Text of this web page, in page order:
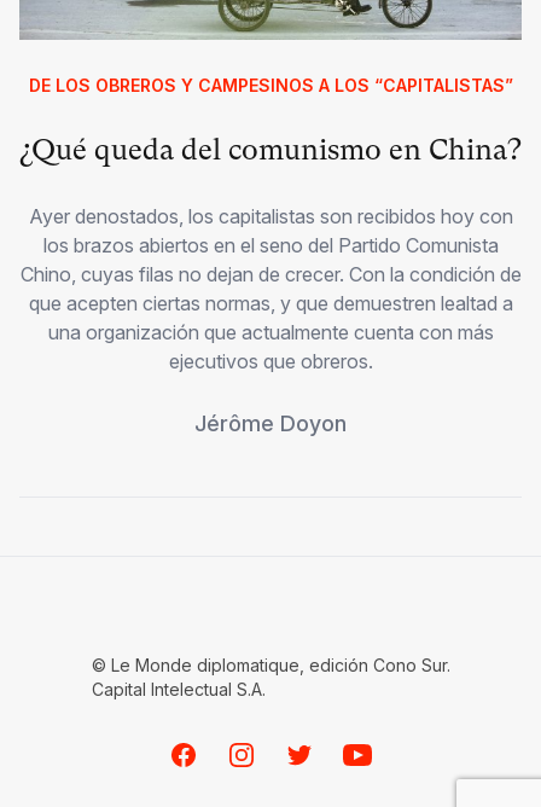
DE LOS OBREROS Y CAMPESINOS A LOS “CAPITALISTAS”
¿Qué queda del comunismo en China?
Ayer denostados, los capitalistas son recibidos hoy con
los brazos abiertos en el seno del Partido Comunista
Chino, cuyas filas no dejan de crecer. Con la condición de
que acepten ciertas normas, y que demuestren lealtad a
una organización que actualmente cuenta con más
ejecutivos que obreros.
Jérôme Doyon
© Le Monde diplomatique, edición Cono Sur.
Capital Intelectual S.A.
FacebookInstagramTwitterYoutube